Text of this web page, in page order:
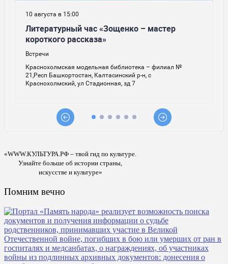
«WWW.КУЛЬТУРА.РФ – твой гид по культуре.
Узнайте больше об истории страны,
искусстве и культуре»
Помним вечно